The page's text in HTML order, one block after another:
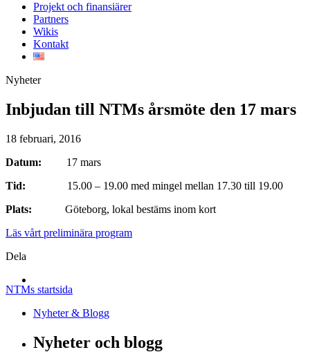
Projekt och finansiärer
Partners
Wikis
Kontakt
Nyheter
Inbjudan till NTMs årsmöte den 17 mars
18 februari, 2016
Datum: 17 mars
Tid: 15.00 – 19.00 med mingel mellan 17.30 till 19.00
Plats: Göteborg, lokal bestäms inom kort
Läs vårt preliminära program
Dela
NTMs startsida
Nyheter & Blogg
Nyheter och blogg